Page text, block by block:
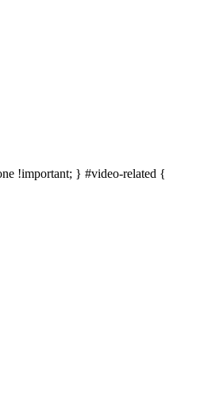
!important; } #video-related {